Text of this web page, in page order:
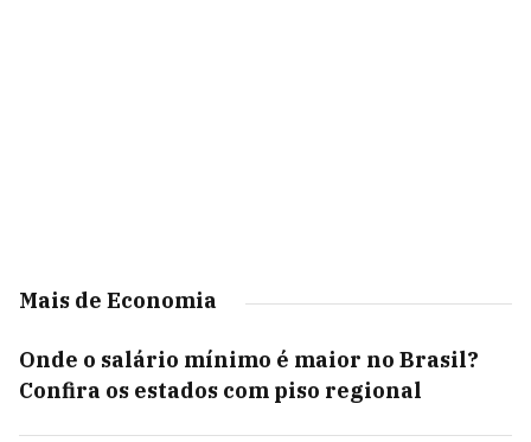
Mais de Economia
Onde o salário mínimo é maior no Brasil?
Confira os estados com piso regional